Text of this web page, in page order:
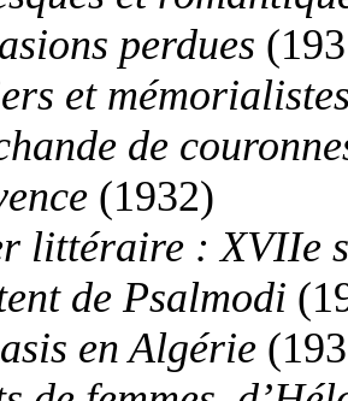
perdues
et
de
(1932)
littéraire : XVIIe
de Psalmodi
en Algérie